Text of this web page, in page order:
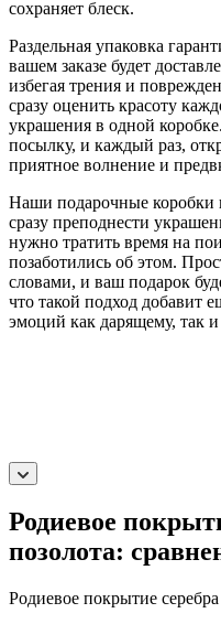
сохраняет блеск.
Раздельная упаковка
вашем заказе будет
избегая трения и
сразу оценить красоту
украшения в одной
посылку, и каждый раз,
приятное волнение и
Наши подарочные коробки
сразу преподнести
нужно тратить время на
позаботились об этом.
словами, и ваш подарок
что такой подход добавит
эмоций как дарящему, так
Родиевое
позолота:
Родиевое покрытие